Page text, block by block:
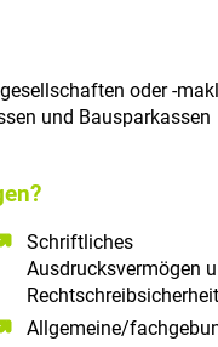
oder -
und Bausparkassen
Schriftliches
Ausdrucksvermögen
Rechtschreibsicherheit
Allgemeine/